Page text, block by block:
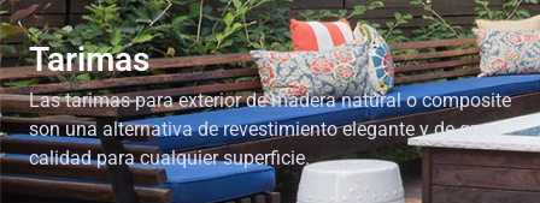
Tarimas
Las tarimas para exterior de madera natural o composite
son una alternativa de revestimiento elegante y de gran
calidad para cualquier superficie.